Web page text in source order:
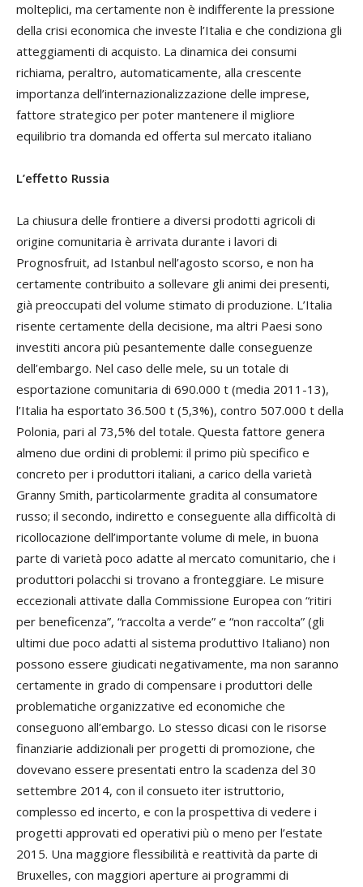
molteplici, ma certamente non è indifferente la pressione
della crisi economica che investe l’Italia e che condiziona gli
atteggiamenti di acquisto. La dinamica dei consumi
richiama, peraltro, automaticamente, alla crescente
importanza dell’internazionalizzazione delle imprese,
fattore strategico per poter mantenere il migliore
equilibrio tra domanda ed offerta sul mercato italiano
L’effetto Russia
La chiusura delle frontiere a diversi prodotti agricoli di
origine comunitaria è arrivata durante i lavori di
Prognosfruit, ad Istanbul nell’agosto scorso, e non ha
certamente contribuito a sollevare gli animi dei presenti,
già preoccupati del volume stimato di produzione. L’Italia
risente certamente della decisione, ma altri Paesi sono
investiti ancora più pesantemente dalle conseguenze
dell’embargo. Nel caso delle mele, su un totale di
esportazione comunitaria di 690.000 t (media 2011-13),
l’Italia ha esportato 36.500 t (5,3%), contro 507.000 t della
Polonia, pari al 73,5% del totale. Questa fattore genera
almeno due ordini di problemi: il primo più specifico e
concreto per i produttori italiani, a carico della varietà
Granny Smith, particolarmente gradita al consumatore
russo; il secondo, indiretto e conseguente alla difficoltà di
ricollocazione dell’importante volume di mele, in buona
parte di varietà poco adatte al mercato comunitario, che i
produttori polacchi si trovano a fronteggiare. Le misure
eccezionali attivate dalla Commissione Europea con “ritiri
per beneficenza”, “raccolta a verde” e “non raccolta” (gli
ultimi due poco adatti al sistema produttivo Italiano) non
possono essere giudicati negativamente, ma non saranno
certamente in grado di compensare i produttori delle
problematiche organizzative ed economiche che
conseguono all’embargo. Lo stesso dicasi con le risorse
finanziarie addizionali per progetti di promozione, che
dovevano essere presentati entro la scadenza del 30
settembre 2014, con il consueto iter istruttorio,
complesso ed incerto, e con la prospettiva di vedere i
progetti approvati ed operativi più o meno per l’estate
2015. Una maggiore flessibilità e reattività da parte di
Bruxelles, con maggiori aperture ai programmi di